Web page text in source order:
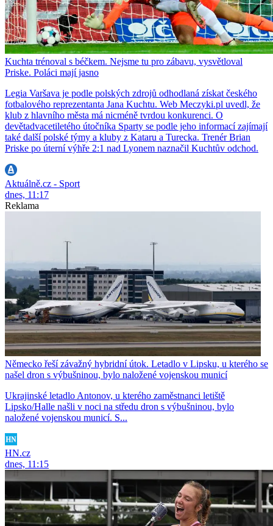
Kuchta trénoval s béčkem. Nejsme tu pro zábavu, vysvětloval
Priske. Poláci mají jasno
Legia Varšava je podle polských zdrojů odhodlaná získat českého
fotbalového reprezentanta Jana Kuchtu. Web Meczyki.pl uvedl, že
klub z hlavního města má nicméně tvrdou konkurenci. O
devětadvacetiletého útočníka Sparty se podle jeho informací zajímají
také další polské týmy a kluby z Kataru a Turecka. Trenér Brian
Priske po úterní výhře 2:1 nad Lyonem naznačil Kuchtův odchod.
Aktuálně.cz - Sport
dnes, 11:17
Reklama
Německo řeší závažný hybridní útok. Letadlo v Lipsku, u kterého se
našel dron s výbušninou, bylo naložené vojenskou municí
Ukrajinské letadlo Antonov, u kterého zaměstnanci letiště
Lipsko/Halle našli v noci na středu dron s výbušninou, bylo
naložené vojenskou municí. S...
HN.cz
dnes, 11:15